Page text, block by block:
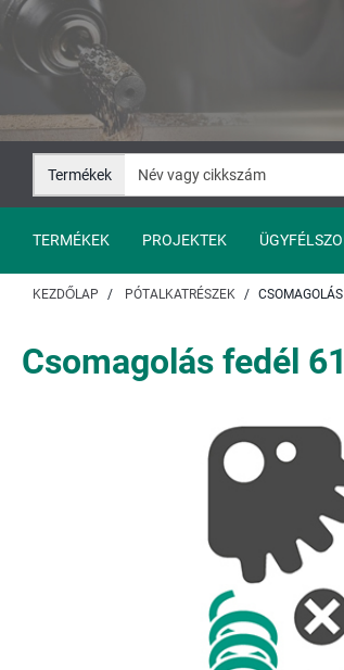
Ugrás
tartalomhoz
Ugrás
navigációhoz
Termékek
TERMÉKEK PROJEKTEK
KEZDŐLAP PÓTALKATRÉSZEK
Csomagolás fedél